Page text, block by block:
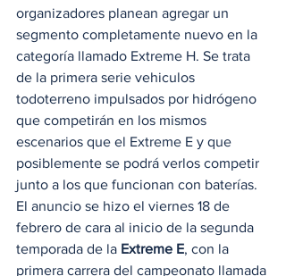
organizadores planean agregar un
segmento completamente nuevo en la
categoría llamado Extreme H. Se trata
de la primera serie vehiculos
todoterreno impulsados por hidrógeno
que competirán en los mismos
escenarios que el Extreme E y que
posiblemente se podrá verlos competir
junto a los que funcionan con baterías.
El anuncio se hizo el viernes 18 de
febrero de cara al inicio de la segunda
temporada de la Extreme E, con la
primera carrera del campeonato llamada